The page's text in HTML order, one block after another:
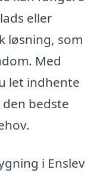
eller
løsning, som
Med
let indhente
bedste
i Enslev